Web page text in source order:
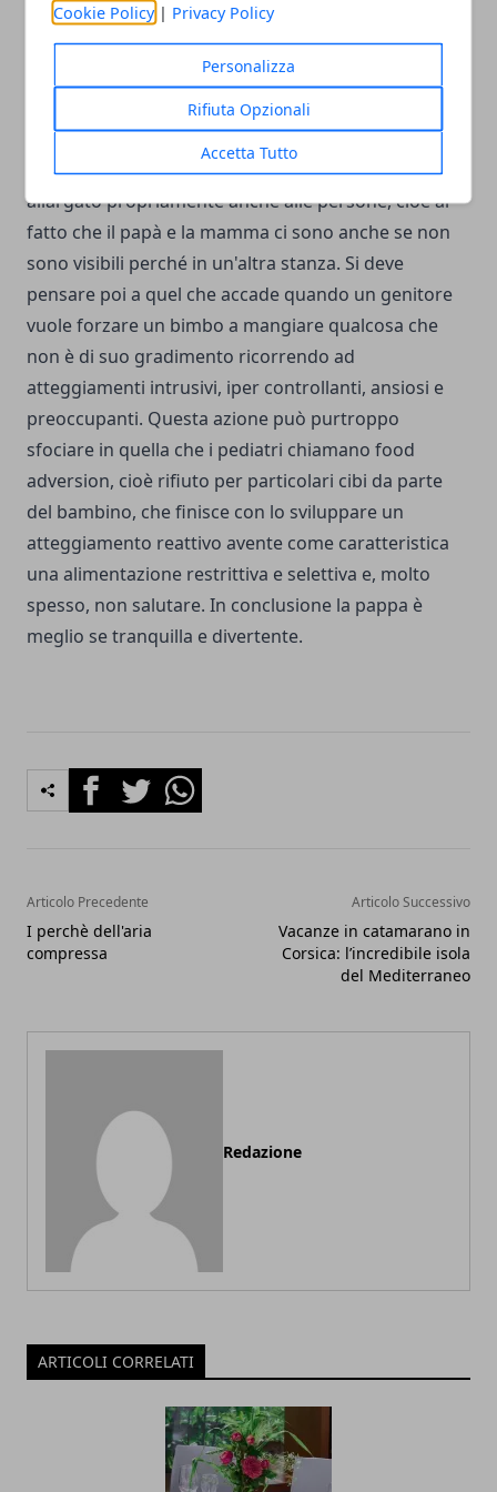
Cookie Policy | Privacy Policy
Personalizza
Rifiuta Opzionali
Accetta Tutto
L'adulto però dovrebbe evitare di ripetere questa
azione, evitando anche di stancarsi nel raccogliere il
cucchiaino, perché con questo gioco il piccolo
apprende che l'oggetto continua ad esistere anche
quando lui non lo vede, concetto che sarà poi
allargato propriamente anche alle persone, cioè al
fatto che il papà e la mamma ci sono anche se non
sono visibili perché in un'altra stanza. Si deve
pensare poi a quel che accade quando un genitore
vuole forzare un bimbo a mangiare qualcosa che
non è di suo gradimento ricorrendo ad
atteggiamenti intrusivi, iper controllanti, ansiosi e
preoccupanti. Questa azione può purtroppo
sfociare in quella che i pediatri chiamano food
adversion, cioè rifiuto per particolari cibi da parte
del bambino, che finisce con lo sviluppare un
atteggiamento reattivo avente come caratteristica
una alimentazione restrittiva e selettiva e, molto
spesso, non salutare. In conclusione la pappa è
meglio se tranquilla e divertente.
FacebookTwitterWhatsapp
Articolo Precedente
I perchè dell'aria
compressa
Articolo Successivo
Vacanze in catamarano in
Corsica: l’incredibile isola
del Mediterraneo
Redazione
ARTICOLI CORRELATI